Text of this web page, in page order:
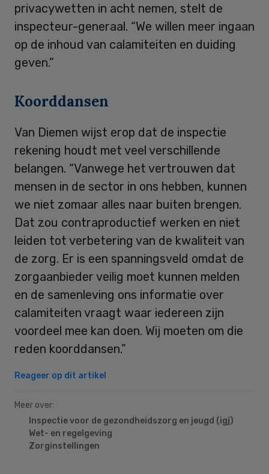
privacywetten in acht nemen, stelt de
inspecteur-generaal. “We willen meer ingaan
op de inhoud van calamiteiten en duiding
geven.”
Koorddansen
Van Diemen wijst erop dat de inspectie
rekening houdt met veel verschillende
belangen. “Vanwege het vertrouwen dat
mensen in de sector in ons hebben, kunnen
we niet zomaar alles naar buiten brengen.
Dat zou contraproductief werken en niet
leiden tot verbetering van de kwaliteit van
de zorg. Er is een spanningsveld omdat de
zorgaanbieder veilig moet kunnen melden
en de samenleving ons informatie over
calamiteiten vraagt waar iedereen zijn
voordeel mee kan doen. Wij moeten om die
reden koorddansen.”
Reageer op dit artikel
Meer over:
Inspectie voor de gezondheidszorg en jeugd (igj)
Wet- en regelgeving
Zorginstellingen